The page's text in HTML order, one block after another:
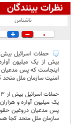
نظرات بینندگان
در انتظار بررسی:
ناشناس
0
بیش از یک میلیون
اینجاست که پس
امنیت سازمان ملل
یک میلیون آواره و
پس مدعیان دروغین
سازمان ملل متحد کجا